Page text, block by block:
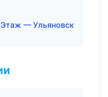
— Ульяновск